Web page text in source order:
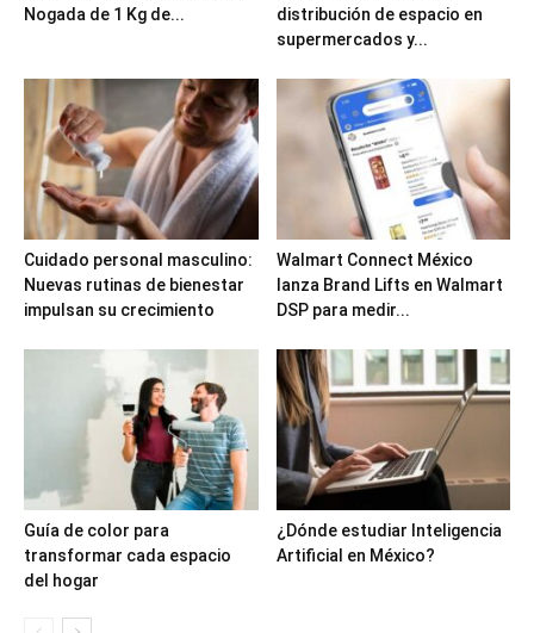
Nogada de 1 Kg de...
distribución de espacio en
supermercados y...
Cuidado personal masculino:
Nuevas rutinas de bienestar
impulsan su crecimiento
Walmart Connect México
lanza Brand Lifts en Walmart
DSP para medir...
Guía de color para
transformar cada espacio
del hogar
¿Dónde estudiar Inteligencia
Artificial en México?